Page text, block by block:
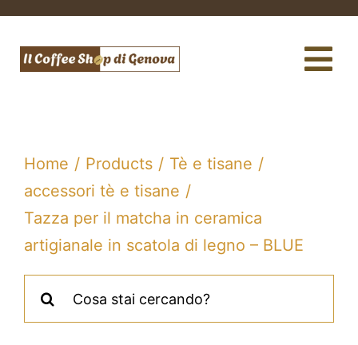
contenuto
Te e tisane
Filtri acqua e gasatori
Home Products
Tè e tisane
accessori tè e tisane
Tazza per il matcha in ceramica
artigianale in scatola di legno – BLUE
per: